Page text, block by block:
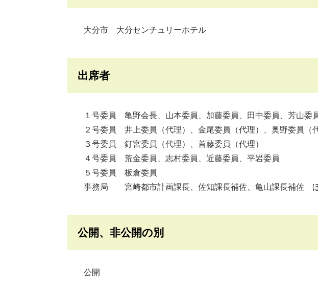
大分市 大分センチュリーホテル
出席者
１号委員 亀野会長、山本委員、加藤委員、田中委員、芳山委
２号委員 井上委員（代理）、金尾委員（代理）、奥野委員（代
３号委員 釘宮委員（代理）、首藤委員（代理）
４号委員 荒金委員、志村委員、近藤委員、平岩委員
５号委員 板倉委員
事務局 宮崎都市計画課長、佐知課長補佐、亀山課長補佐
公開、非公開の別
公開